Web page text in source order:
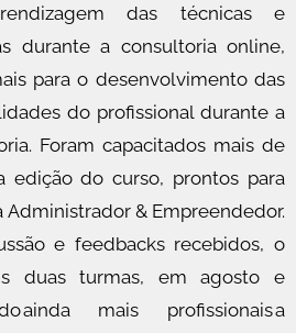
das técnicas e
durante a consultoria online,
para o desenvolvimento das
do profissional durante a
Foram capacitados mais de
edição do curso, prontos para
& Empreendedor.
e feedbacks recebidos, o
duas turmas, em agosto e
ainda mais profissionais a